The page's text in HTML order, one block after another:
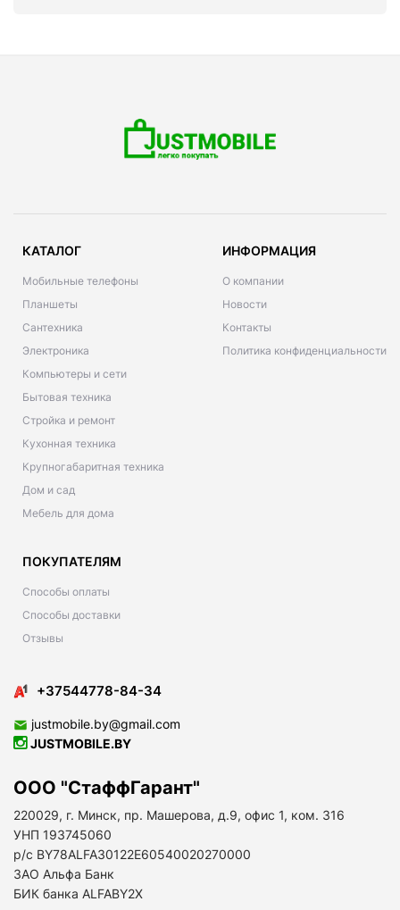
КАТАЛОГ
Мобильные телефоны
Планшеты
Сантехника
Электроника
Компьютеры и сети
Бытовая техника
Стройка и ремонт
Кухонная техника
Крупногабаритная техника
Дом и сад
Мебель для дома
ИНФОРМАЦИЯ
О компании
Новости
Контакты
Политика конфиденциальности
ПОКУПАТЕЛЯМ
Способы оплаты
Способы доставки
Отзывы
+37544778-84-34
justmobile.by@gmail.com
JUSTMOBILE.BY
ООО "СтаффГарант"
220029, г. Минск, пр. Машерова, д.9, офис 1, ком. 316
УНП 193745060
р/с BY78ALFA30122E60540020270000
ЗАО Альфа Банк
БИК банка ALFABY2X